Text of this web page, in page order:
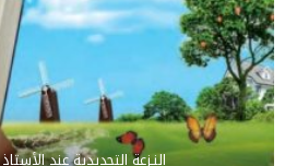
النـزعة التجديدية عند